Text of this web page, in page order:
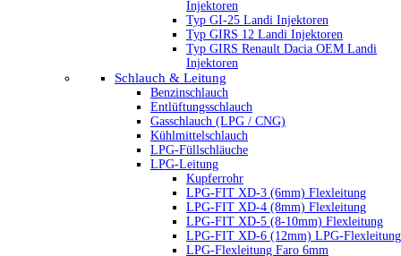
Injektoren
Typ GI-25 Landi Injektoren
Typ GIRS 12 Landi Injektoren
Typ GIRS Renault Dacia OEM Landi
Injektoren
Schlauch & Leitung
Benzinschlauch
Entlüftungsschlauch
Gasschlauch (LPG / CNG)
Kühlmittelschlauch
LPG-Füllschläuche
LPG-Leitung
Kupferrohr
LPG-FIT XD-3 (6mm) Flexleitung
LPG-FIT XD-4 (8mm) Flexleitung
LPG-FIT XD-5 (8-10mm) Flexleitung
LPG-FIT XD-6 (12mm) LPG-Flexleitung
LPG-Flexleitung Faro 6mm